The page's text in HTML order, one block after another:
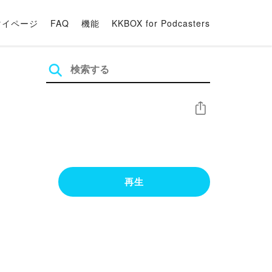
ページ FAQ 機能 KKBOX for Podcasters
シェア
再生